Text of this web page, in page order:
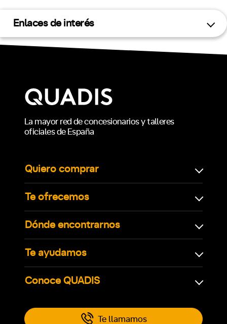
Enlaces de interés
La mayor red de concesionarios y talleres
oficiales de España
Quiero comprar
Te ofrecemos
Dónde encontrarnos
Te ayudamos
Conoce QUADIS
Te llamamos